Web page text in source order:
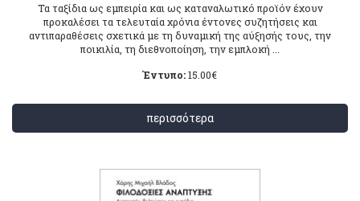
Τα ταξίδια ως εμπειρία και ως καταναλωτικό προϊόν έχουν
προκαλέσει τα τελευταία χρόνια έντονες συζητήσεις και
αντιπαραθέσεις σχετικά με τη δυναμική της αύξησής τους, την
ποικιλία, τη διεθνοποίηση, την εμπλοκή ...
Έντυπο:15.00€
περισσότερα